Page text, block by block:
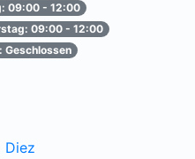
09:00 - 12:00
09:00 - 12:00
Geschlossen
Diez